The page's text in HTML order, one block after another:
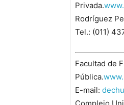
Privada.
Rodríguez
Tel.: (011)
Facultad de
Pública.
E-mail:
Complejo